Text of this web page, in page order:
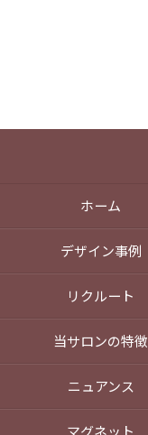
ホーム
デザイン事例
リクルート
当サロンの特徴
ニュアンス
マグネット